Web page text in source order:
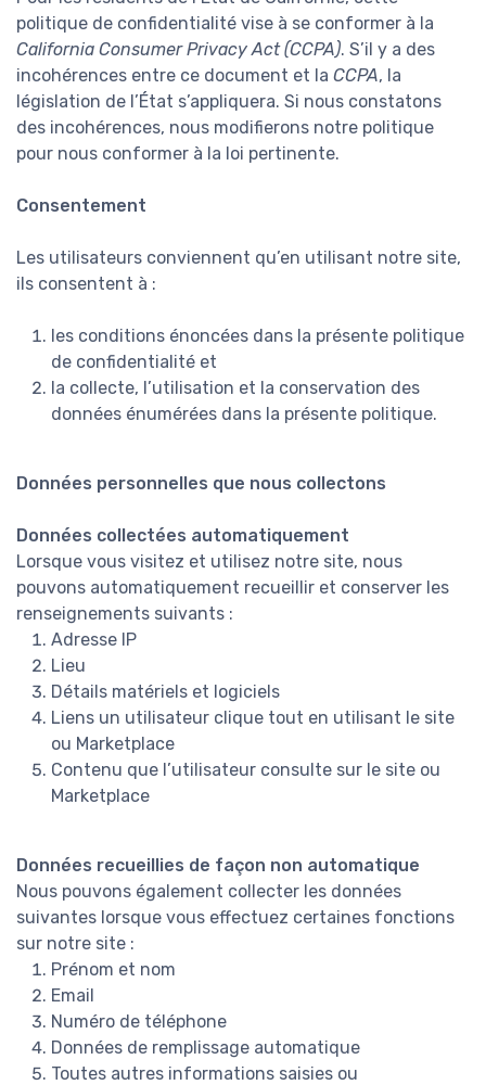
politique de confidentialité vise à se conformer à la
California Consumer Privacy Act (CCPA). S’il y a des
incohérences entre ce document et la CCPA, la
législation de l’État s’appliquera. Si nous constatons
des incohérences, nous modifierons notre politique
pour nous conformer à la loi pertinente.
Consentement
Les utilisateurs conviennent qu’en utilisant notre site,
ils consentent à :
les conditions énoncées dans la présente politique
de confidentialité et
la collecte, l’utilisation et la conservation des
données énumérées dans la présente politique.
Données personnelles que nous collectons
Données collectées automatiquement
Lorsque vous visitez et utilisez notre site, nous
pouvons automatiquement recueillir et conserver les
renseignements suivants :
Adresse IP
Lieu
Détails matériels et logiciels
Liens un utilisateur clique tout en utilisant le site
ou Marketplace
Contenu que l’utilisateur consulte sur le site ou
Marketplace
Données recueillies de façon non automatique
Nous pouvons également collecter les données
suivantes lorsque vous effectuez certaines fonctions
sur notre site :
Prénom et nom
Email
Numéro de téléphone
Données de remplissage automatique
Toutes autres informations saisies ou